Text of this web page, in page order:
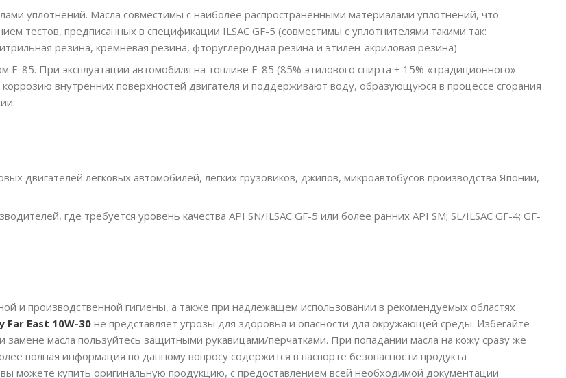
уплотнений. Масла совместимы с наиболее распространёнными материалами уплотнений, что
тестов, предписанных в спецификации ILSAC GF-5 (совместимы с уплотнителями такими так:
резина, кремневая резина, фторуглеродная резина и этилен-акриловая резина).
Е-85. При эксплуатации автомобиля на топливе Е-85 (85% этилового спирта + 15% «традиционного»
внутренних поверхностей двигателя и поддерживают воду, образующуюся в процессе сгорания
двигателей легковых автомобилей, легких грузовиков, джипов, микроавтобусов производства Японии,
где требуется уровень качества API SN/ILSAC GF-5 или более ранних API SM; SL/ILSAC GF-4; GF-
и производственной гигиены, а также при надлежащем использовании в рекомендуемых областях
Far East 10W-30не представляет угрозы для здоровья и опасности для окружающей среды. Избегайте
замене масла пользуйтесь защитными рукавицами/перчатками. При попадании масла на кожу сразу же
полная информация по данному вопросу содержится в паспорте безопасности продукта
можете купить оригинальную продукцию, с предоставлением всей необходимой документации